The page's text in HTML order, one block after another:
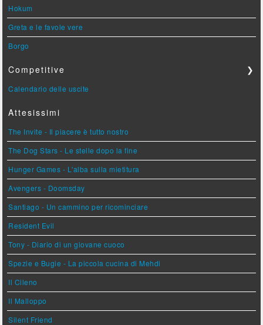
Hokum
Greta e le favole vere
Borgo
Competitive ❯
Calendario delle uscite
Attesissimi
The Invite - Il piacere è tutto nostro
The Dog Stars - Le stelle dopo la fine
Hunger Games - L'alba sulla mietitura
Avengers - Doomsday
Santiago - Un cammino per ricominciare
Resident Evil
Tony - Diario di un giovane cuoco
Spezie e Bugie - La piccola cucina di Mehdi
Il Cileno
Il Malloppo
Silent Friend